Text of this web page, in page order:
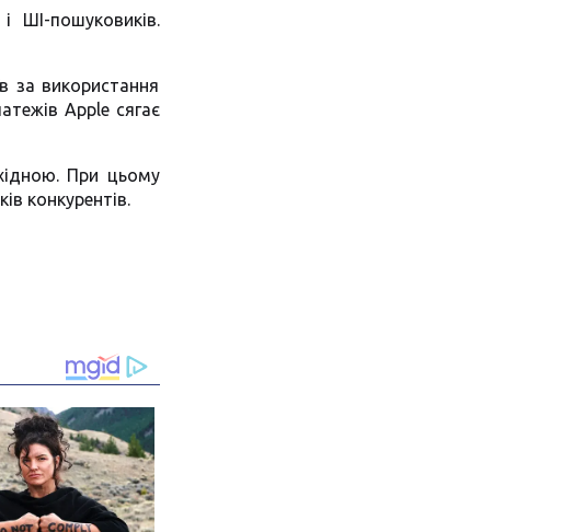
ШІ-пошуковиків.
за використання
Apple сягає
При цьому
конкурентів.